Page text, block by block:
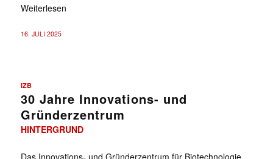
Weiterlesen
16. JULI 2025
IZB
30 Jahre Innovations- und
Gründerzentrum
HINTERGRUND
Das Innovations- und Gründerzentrum für Biotechnologie